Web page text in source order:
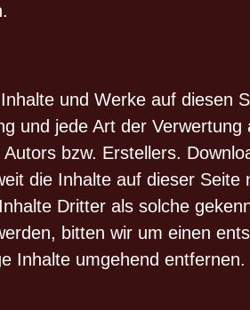
und Werke auf diesen
und jede Art der
bzw. Erstellers.
die Inhalte auf dieser
Dritter als solche
bitten wir um einen
Inhalte umgehend entfernen.